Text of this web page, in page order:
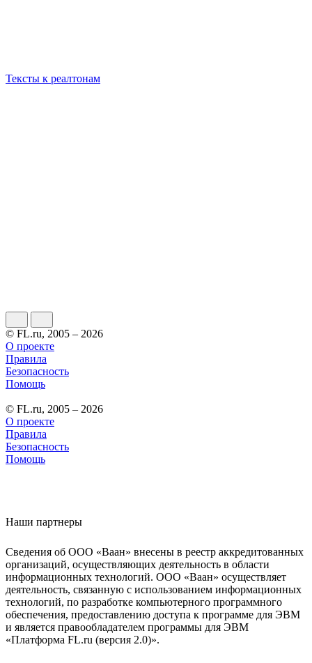
Тексты к реалтонам
© FL.ru, 2005 – 2026
О проекте
Правила
Безопасность
Помощь
© FL.ru, 2005 – 2026
О проекте
Правила
Безопасность
Помощь
Наши партнеры
Сведения об ООО «Ваан» внесены в реестр аккредитованных
организаций, осуществляющих деятельность в области
информационных технологий. ООО «Ваан» осуществляет
деятельность, связанную с использованием информационных
технологий, по разработке компьютерного программного
обеспечения, предоставлению доступа к программе для ЭВМ
и является правообладателем программы для ЭВМ
«Платформа FL.ru (версия 2.0)».